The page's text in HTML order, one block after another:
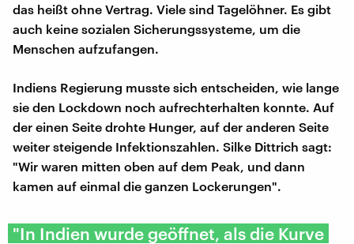
das heißt ohne Vertrag. Viele sind Tagelöhner. Es gibt
auch keine sozialen Sicherungssysteme, um die
Menschen aufzufangen.
Indiens Regierung musste sich entscheiden, wie lange
sie den Lockdown noch aufrechterhalten konnte. Auf
der einen Seite drohte Hunger, auf der anderen Seite
weiter steigende Infektionszahlen. Silke Dittrich sagt:
"Wir waren mitten oben auf dem Peak, und dann
kamen auf einmal die ganzen Lockerungen".
"In Indien wurde geöffnet, als die Kurve